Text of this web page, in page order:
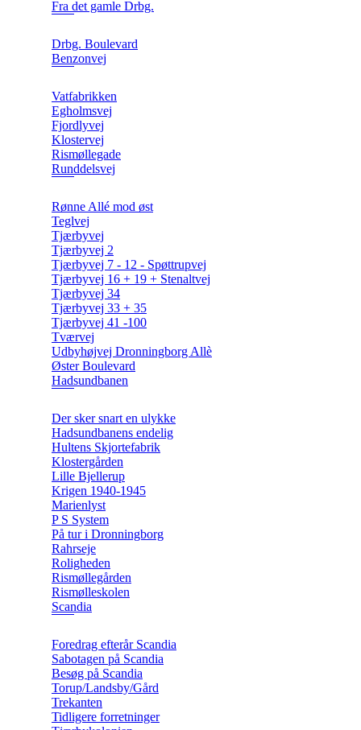
Fra det gamle Drbg.
Drbg. Boulevard
Benzonvej
Vatfabrikken
Egholmsvej
Fjordlyvej
Klostervej
Rismøllegade
Runddelsvej
Rønne Allé mod øst
Teglvej
Tjærbyvej
Tjærbyvej 2
Tjærbyvej 7 - 12 - Spøttrupvej
Tjærbyvej 16 + 19 + Stenaltvej
Tjærbyvej 34
Tjærbyvej 33 + 35
Tjærbyvej 41 -100
Tværvej
Udbyhøjvej Dronningborg Allè
Øster Boulevard
Hadsundbanen
Der sker snart en ulykke
Hadsundbanens endelig
Hultens Skjortefabrik
Klostergården
Lille Bjellerup
Krigen 1940-1945
Marienlyst
P S System
På tur i Dronningborg
Rahrseje
Roligheden
Rismøllegården
Rismølleskolen
Scandia
Foredrag efterår Scandia
Sabotagen på Scandia
Besøg på Scandia
Torup/Landsby/Gård
Trekanten
Tidligere forretninger